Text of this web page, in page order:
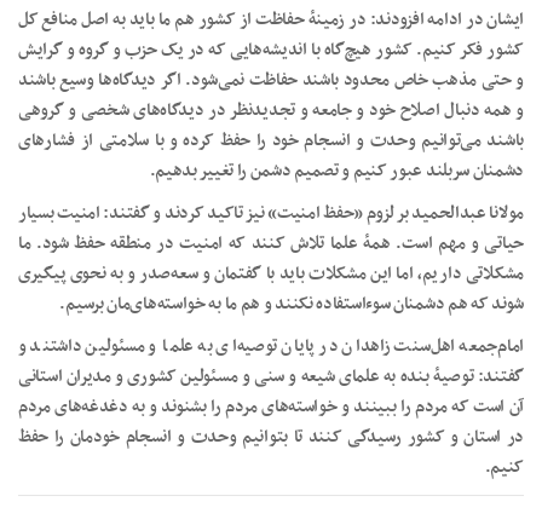
ایشان در ادامه افزودند: در زمینۀ حفاظت از کشور هم ما باید به اصل منافع کل
کشور فکر کنیم. کشور هیچ‌گاه با اندیشه‌هایی که در یک حزب و گروه و گرایش
و حتی مذهب خاص محدود باشند حفاظت نمی‌شود. اگر دیدگاه‌ها وسیع باشند
و همه دنبال اصلاح خود و جامعه و تجدیدنظر در دیدگاه‌های شخصی و گروهی
باشند می‌توانیم وحدت و انسجام خود را حفظ کرده و با سلامتی از فشارهای
دشمنان سربلند عبور کنیم و تصمیم دشمن را تغییر بدهیم.
مولانا عبدالحمید بر لزوم «حفظ امنیت» نیز تاکید کردند و گفتند: امنیت بسیار
حیاتی و مهم است. همۀ علما تلاش کنند که امنیت در منطقه حفظ شود. ما
مشکلاتی داریم، اما این مشکلات باید با گفتمان و سعه‌صدر و به نحوی پیگیری
شوند که هم دشمنان سوءاستفاده نکنند و هم ما به خواسته‌های‌مان برسیم.
امام‌جمعه اهل‌سنت زاهدان در پایان توصیه‌ای به علما و مسئولین داشتند و
گفتند: توصیۀ بنده به علمای شیعه و سنی و مسئولین کشوری و مدیران استانی
آن است که مردم را ببینند و خواسته‌های مردم را بشنوند و به دغدغه‌های مردم
در استان و کشور رسیدگی کنند تا بتوانیم وحدت و انسجام خودمان را حفظ
کنیم.